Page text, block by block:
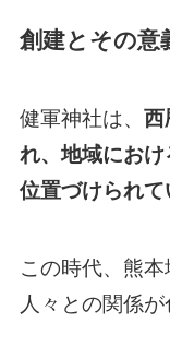
創建とその意
健軍神社は、 西
れ、地域にお
位置づけられて
この時代、熊
人々との関係が